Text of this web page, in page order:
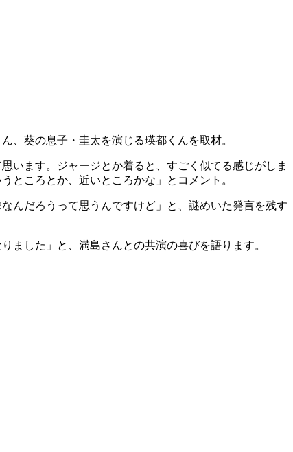
、葵の息子・圭太を演じる瑛都くんを取材。
います。ジャージとか着ると、すごく似てる感じがしま
ところとか、近いところかな」とコメント。
んだろうって思うんですけど」と、謎めいた発言を残す
ました」と、満島さんとの共演の喜びを語ります。